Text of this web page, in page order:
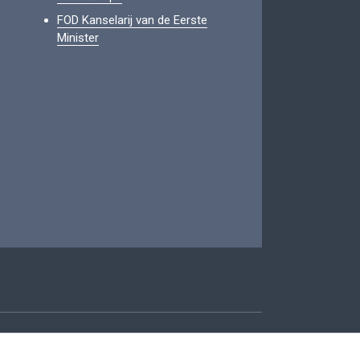
FOD Kanselarij van de Eerste
Minister